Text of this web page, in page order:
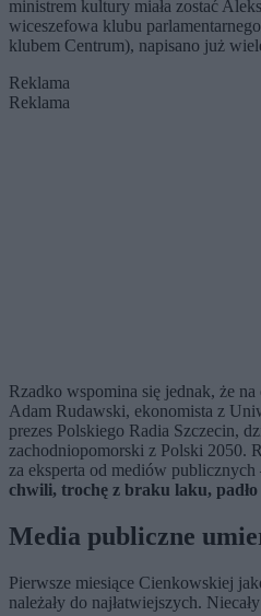
ministrem kultury miała zostać
wiceszefowa klubu
klubem Centrum), napisano już
Reklama
Reklama
Rzadko wspomina się jednak, że na
Adam Rudawski, ekonomista z
prezes Polskiego Radia Szczecin,
zachodniopomorski z Polski 2050.
za eksperta od mediów publicznych
chwili, trochę z braku laku,
Media publiczne
Pierwsze miesiące Cienkowskiej
należały do najłatwiejszych.